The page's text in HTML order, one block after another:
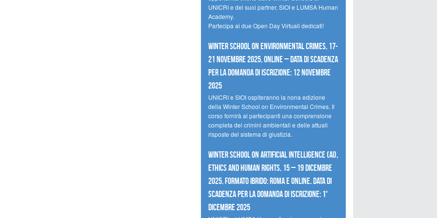
UNICRI e dei suoi partner, SIOI e LUMSA Human
Academy.
Partecipa ai due Open Day Virtuali dedicati!
Winter School on Environmental Crimes, 17-
21 novembre 2025, Online – Data di scadenza
per la domanda di iscrizione: 12 novembre
2025
UNICRI e SIOI ospiteranno la nona edizione
della Winter School on Environmental Crimes. Il
corso fornirà ai partecipanti una comprensione
completa dei crimini ambientali e delle attuali
risposte del sistema di giustizia.
Winter School on Artificial Intelligence (AI),
Ethics and Human Rights, 15 – 19 dicembre
2025, Formato Ibrido: Roma e online. Data di
scadenza per la domanda di iscrizione: 1°
dicembre 2025